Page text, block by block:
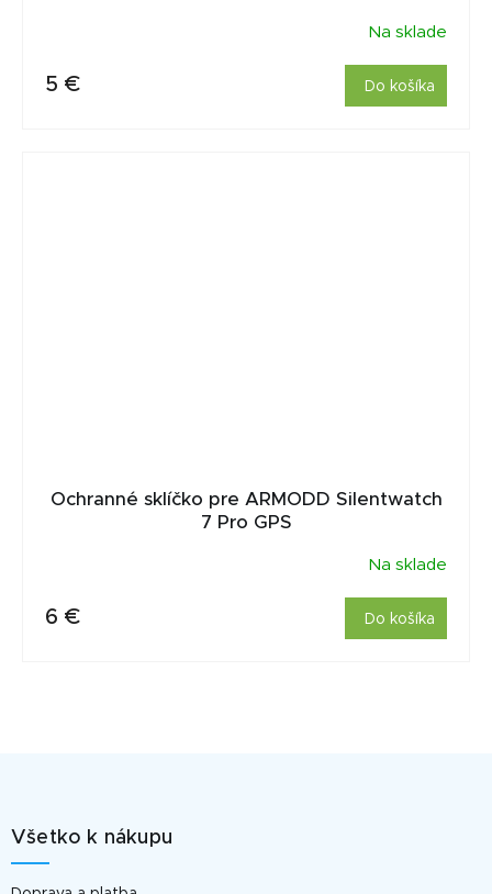
Na sklade
5 € Do košíka
Ochranné sklíčko pre ARMODD Silentwatch
7 Pro GPS
Na sklade
6 € Do košíka
Všetko k nákupu